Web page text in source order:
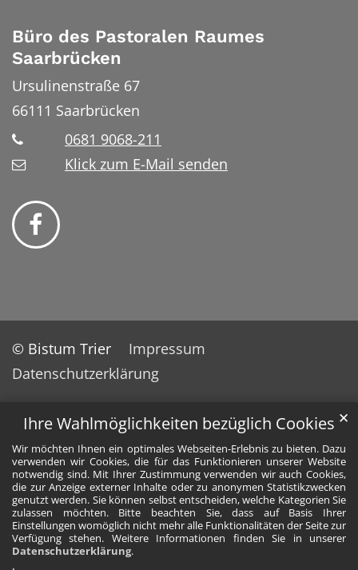
Ihre Wahlmöglichkeiten bezüglich Cookies
Wir möchten Ihnen ein optimales Webseiten-Erlebnis zu bieten. Dazu
verwenden wir Cookies, die für das Funktionieren unserer Website
notwendig sind. Mit Ihrer Zustimmung verwenden wir auch Cookies,
die zur Anzeige externer Inhalte oder zu anonymen Statistikzwecken
genutzt werden. Sie können selbst entscheiden, welche Kategorien Sie
zulassen möchten. Bitte beachten Sie, dass auf Basis Ihrer
Einstellungen womöglich nicht mehr alle Funktionalitäten der Seite zur
Verfügung stehen. Weitere Informationen finden Sie in unserer
Datenschutzerklärung.
✕
Büro des Pastoralen Raumes
Saarbrücken
Ursulinenstraße 67
66111 Saarbrücken
0681 9068-211
Klick zum E-Mail senden
© Bistum Trier
Impressum
Datenschutzerklärung